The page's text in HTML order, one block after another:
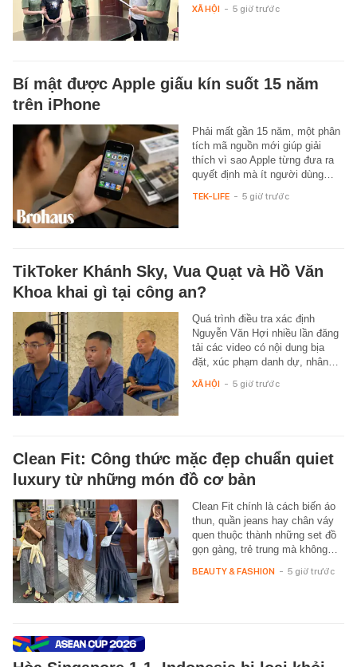
XÃ HỘI - 5 giờ trước
Bí mật được Apple giấu kín suốt 15 năm
trên iPhone
Phải mất gần 15 năm, một phân
tích mã nguồn mới giúp giải
thích vì sao Apple từng đưa ra
quyết định mà ít người dùng…
TEK-LIFE - 5 giờ trước
TikToker Khánh Sky, Vua Quạt và Hồ Văn
Khoa khai gì tại công an?
Quá trình điều tra xác định
Nguyễn Văn Hợi nhiều lần đăng
tải các video có nội dung bịa
đặt, xúc phạm danh dự, nhân…
XÃ HỘI - 5 giờ trước
Clean Fit: Công thức mặc đẹp chuẩn quiet
luxury từ những món đồ cơ bản
Clean Fit chính là cách biến áo
thun, quần jeans hay chân váy
quen thuộc thành những set đồ
gọn gàng, trẻ trung mà không…
BEAUTY & FASHION - 5 giờ trước